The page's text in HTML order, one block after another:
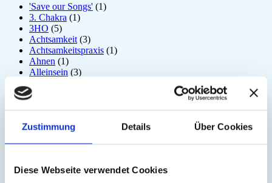
Zustimmung Details Über Cookies
Diese Webseite verwendet Cookies
'Save our Songs' (1)
3. Chakra (1)
3HO (5)
Achtsamkeit (3)
Achtsamkeitspraxis (1)
Ahnen (1)
Alleinsein (3)
Amrit Vela
Astrologie(1)
Aufrichtung(2)